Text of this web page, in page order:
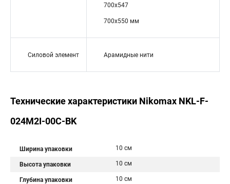
700x547
700x550 мм
Силовой элемент Арамидные нити
Технические характеристики Nikomax NKL-F-
024M2I-00C-BK
Ширина упаковки 10 см
Высота упаковки 10 см
Глубина упаковки 10 см